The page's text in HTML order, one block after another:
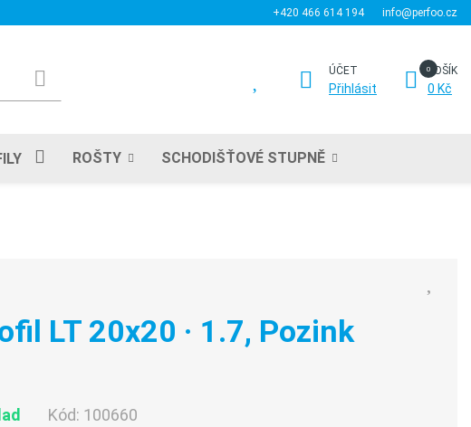
+420 466 614 194 info@perfoo.cz
ÚČET
Přihlásit
KOŠÍK
0 Kč
ROŠTY SCHODIŠŤOVÉ STUPNĚ
LT 20x20 · 1.7, Pozink
Kód: 100660